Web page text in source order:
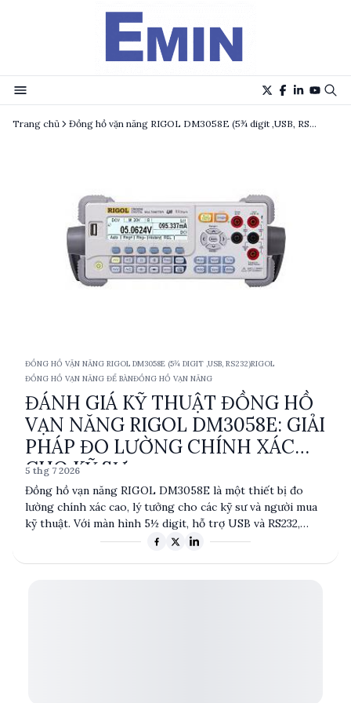
Trang chủ Đồng hồ vặn năng RIGOL DM3058E (5¾ digit ,USB, RS232)
ĐỒNG HỒ VẶN NĂNG RIGOL DM3058E (5¾ DIGIT ,USB, RS232)RIGOL
ĐỒNG HỒ VẠN NĂNG ĐỂ BÀNĐỒNG HỒ VẠN NĂNG
ĐÁNH GIÁ KỸ THUẬT ĐỒNG HỒ
VẠN NĂNG RIGOL DM3058E: GIẢI
PHÁP ĐO LƯỜNG CHÍNH XÁC
CHO KỸ SƯ
5 thg 7 2026
Đồng hồ vạn năng RIGOL DM3058E là một thiết bị đo
lường chính xác cao, lý tưởng cho các kỹ sư và người mua
kỹ thuật. Với màn hình 5½ digit, hỗ trợ USB và RS232,
thiết bị này cung cấp độ chính xác cao trong đo điện áp